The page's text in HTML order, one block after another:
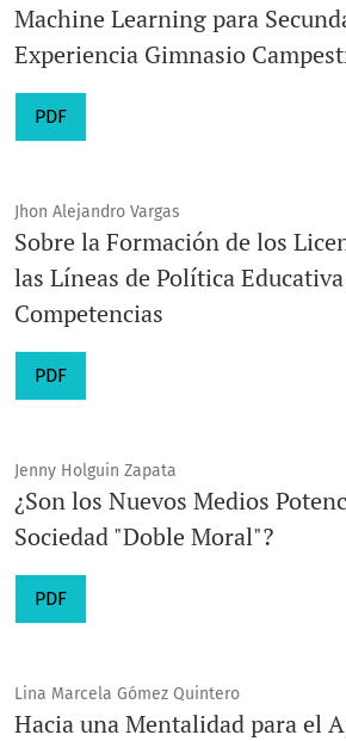
Machine Learning para
Experiencia Gimnasio
PDF
Jhon Alejandro Vargas
Sobre la Formación de los
las Líneas de Política
Competencias
PDF
Jenny Holguin Zapata
¿Son los Nuevos Medios
Sociedad "Doble Moral"?
PDF
Lina Marcela Gómez Quintero
Hacia una Mentalidad para el